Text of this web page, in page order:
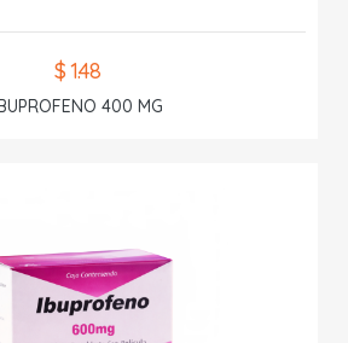
$ 1.48
400 MG